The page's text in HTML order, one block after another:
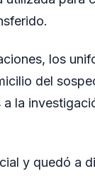
los
del
la
y quedó a